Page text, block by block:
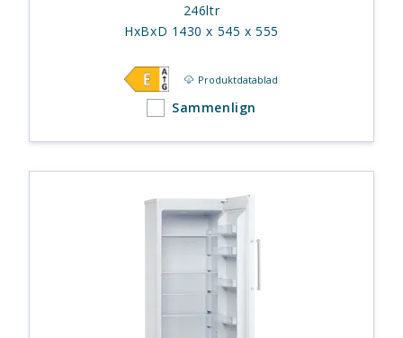
246ltr
HxBxD 1430 x 545 x 555
Produktdatablad
Sammenlign